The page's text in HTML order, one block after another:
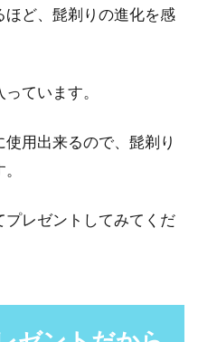
ど、髭剃りの進化を感
ています。
用出来るので、髭剃り
レゼントしてみてくだ